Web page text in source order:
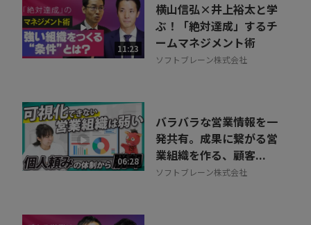
11:23
横山信弘×井上裕太と学
ぶ！「絶対達成」するチ
ームマネジメント術
ソフトブレーン株式会社
06:28
バラバラな営業情報を一
発共有。成果に繋がる営
業組織を作る、顧客...
ソフトブレーン株式会社